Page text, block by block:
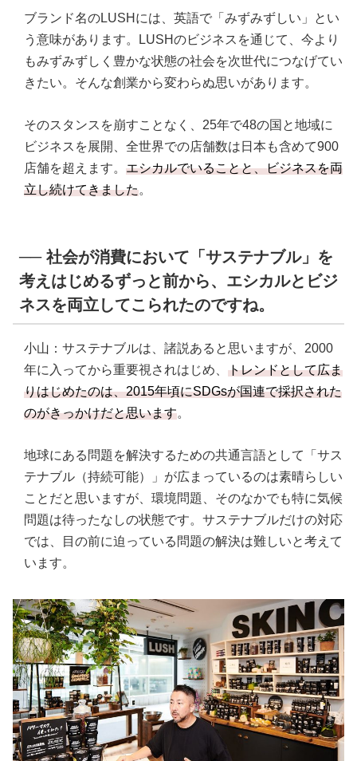
ブランド名のLUSHには、英語で「みずみずしい」とい
う意味があります。LUSHのビジネスを通じて、今より
もみずみずしく豊かな状態の社会を次世代につなげてい
きたい。そんな創業から変わらぬ思いがあります。
そのスタンスを崩すことなく、25年で48の国と地域に
ビジネスを展開、全世界での店舗数は日本も含めて900
店舗を超えます。 エシカルでいることと、ビジネスを両
立し続けてきました。
── 社会が消費において「サステナブル」を
考えはじめるずっと前から、エシカルとビジ
ネスを両立してこられたのですね。
小山：サステナブルは、諸説あると思いますが、2000
年に入ってから重要視されはじめ、 トレンドとして広ま
りはじめたのは、2015年頃にSDGsが国連で採択された
のがきっかけだと思います。
地球にある問題を解決するための共通言語として「サス
テナブル（持続可能）」が広まっているのは素晴らしい
ことだと思いますが、環境問題、そのなかでも特に気候
問題は待ったなしの状態です。サステナブルだけの対応
では、目の前に迫っている問題の解決は難しいと考えて
います。